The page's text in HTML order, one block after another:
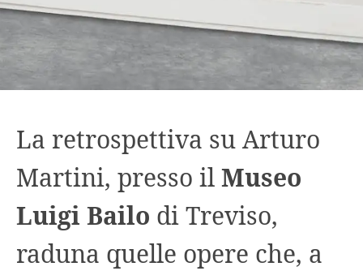
La retrospettiva su Arturo
Martini, presso ilMuseo
Luigi Bailo di Treviso,
raduna quelle opere che, a